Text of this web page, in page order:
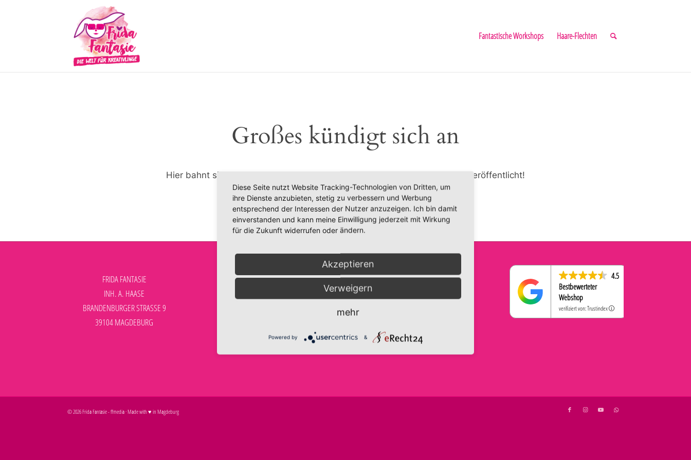
Fantastische Workshops Haare-Flechten
Großes kündigt sich an
Hier bahnt sich etwas Großes an! Unser Shop ist in Arbeit und wird bald veröffentlicht!
FRIDA FANTASIE
INH. A. HAASE
BRANDENBURGER STRASSE 9
39104 MAGDEBURG
info@frida-fantasie.de
AGB
WIDERRUFSBELEHRUNG
4.5
Bestbewerteter
Webshop
verifiziert von: Trustindex
©2026Frida Fantasie-ffmedia· Made with ♥ in Magdeburg
Diese Seite nutzt Website Tracking-Technologien von Dritten, um
ihre Dienste anzubieten, stetig zu verbessern und Werbung
entsprechend der Interessen der Nutzer anzuzeigen. Ich bin damit
einverstanden und kann meine Einwilligung jederzeit mit Wirkung
für die Zukunft widerrufen oder ändern.
Akzeptieren
Verweigern
mehr
Powered by &